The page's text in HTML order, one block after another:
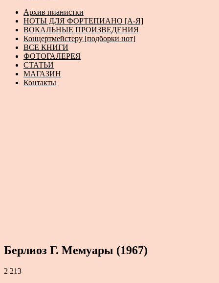
Архив пианистки
НОТЫ ДЛЯ ФОРТЕПИАНО [А-Я]
ВОКАЛЬНЫЕ ПРОИЗВЕДЕНИЯ
Концертмейстеру [подборки нот]
ВСЕ КНИГИ
ФОТОГАЛЕРЕЯ
СТАТЬИ
МАГАЗИН
Контакты
Берлиоз Г. Мемуары (1967)
2 213